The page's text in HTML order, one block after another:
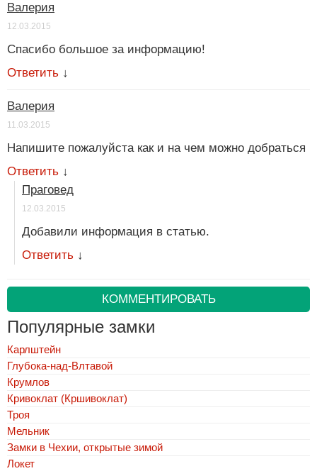
Валерия
12.03.2015
Спасибо большое за информацию!
Ответить ↓
Валерия
11.03.2015
Напишите пожалуйста как и на чем можно добраться
Ответить ↓
Праговед
12.03.2015
Добавили информация в статью.
Ответить ↓
КОММЕНТИРОВАТЬ
Популярные замки
Карлштейн
Глубока-над-Влтавой
Крумлов
Кривоклат (Кршивоклат)
Троя
Мельник
Замки в Чехии, открытые зимой
Локет